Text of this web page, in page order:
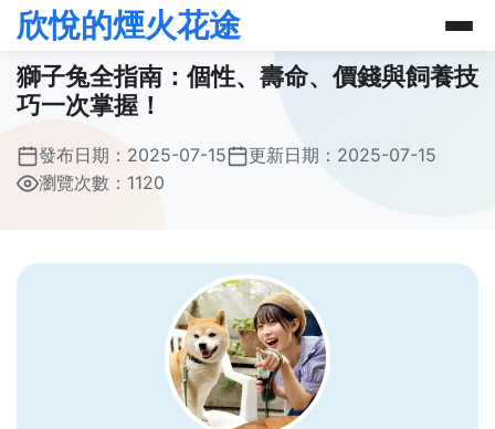
欣悅的煙火花途
獅子兔全指南：個性、壽命、價錢與飼養技
巧一次掌握！
發布日期： 2025-07-15 更新日期： 2025-07-15
瀏覽次數：1120